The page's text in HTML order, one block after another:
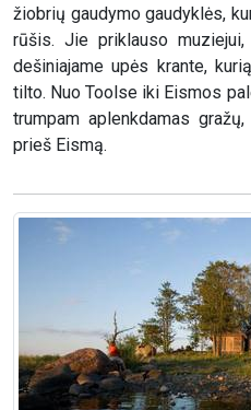
žiobrių gaudymo gaudyklės,
rūšis. Jie priklauso
dešiniajame upės krante,
tilto. Nuo Toolse iki Eismos
trumpam aplenkdamas
prieš Eismą.